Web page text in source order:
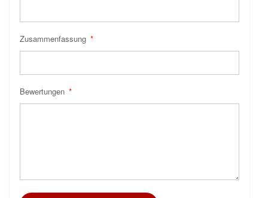
Zusammenfassung
Bewertungen